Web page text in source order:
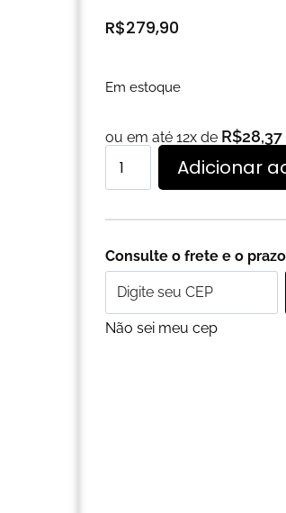
R$279,90
Em estoque
ou em até 12x de R$28,37
Adicionar
Consulte o frete e o
Não sei meu cep